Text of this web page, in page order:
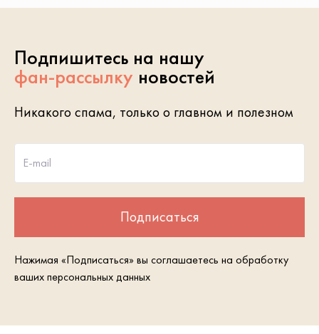
Подпишитесь на нашу
фан-рассылку новостей
Никакого спама, только о главном и полезном
E-mail
Подписаться
Нажимая «Подписаться» вы соглашаетесь на обработку
ваших персональных данных